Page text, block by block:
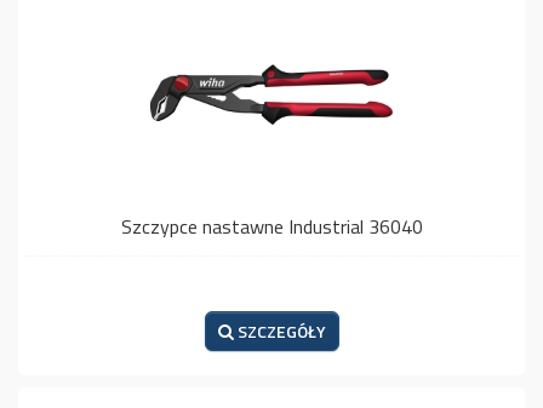
Szczypce nastawne Industrial 36040
SZCZEGÓŁY